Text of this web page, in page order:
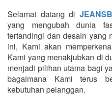
Selamat datang di
yang mengubah dunia
tertandingi dan desain yang
ini, Kami akan
Kami yang menakjubkan di
menjadi pilihan utama bagi
bagaimana Kami terus
kebutuhan pelanggan.